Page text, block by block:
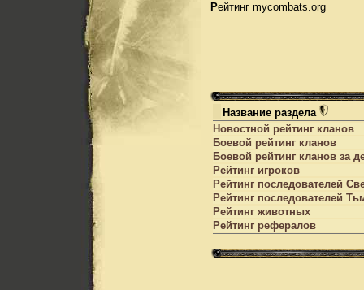
Рейтинг mycombats.org
Название раздела
Новостной рейтинг кланов
Боевой рейтинг кланов
Боевой рейтинг кланов за
Рейтинг игроков
Рейтинг последователей
Рейтинг последователей
Рейтинг животных
Рейтинг рефералов